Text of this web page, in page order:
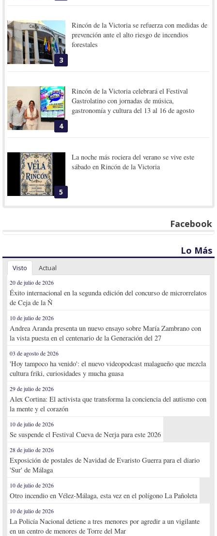
3
Rincón de la Victoria se refuerza con medidas de
prevención ante el alto riesgo de incendios
forestales
4
Rincón de la Victoria celebrará el Festival
Gastrolatino con jornadas de música,
gastronomía y cultura del 13 al 16 de agosto
5
La noche más rociera del verano se vive este
sábado en Rincón de la Victoria
Facebook
Lo Más
Visto Actual
20 de julio de 2026
Éxito internacional en la segunda edición del concurso de microrrelatos
de Ceja de la Ñ
10 de julio de 2026
Andrea Aranda presenta un nuevo ensayo sobre María Zambrano con
la vista puesta en el centenario de la Generación del 27
03 de agosto de 2026
'Hoy tampoco ha venido': el nuevo videopodcast malagueño que mezcla
cultura friki, curiosidades y mucha guasa
29 de julio de 2026
Alex Cortina: El activista que transforma la conciencia del autismo con
la mente y el corazón
10 de julio de 2026
Se suspende el Festival Cueva de Nerja para este 2026
28 de julio de 2026
Exposición de postales de Navidad de Evaristo Guerra para el diario
'Sur' de Málaga
10 de julio de 2026
Otro incendio en Vélez-Málaga, esta vez en el polígono La Pañoleta
10 de julio de 2026
La Policía Nacional detiene a tres menores por agredir a un vigilante
en un centro de menores de Torre del Mar